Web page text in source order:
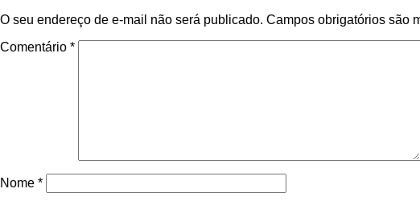
O seu endereço de e-mail não será publicado. Campos obrigatórios são
Comentário *
Nome *